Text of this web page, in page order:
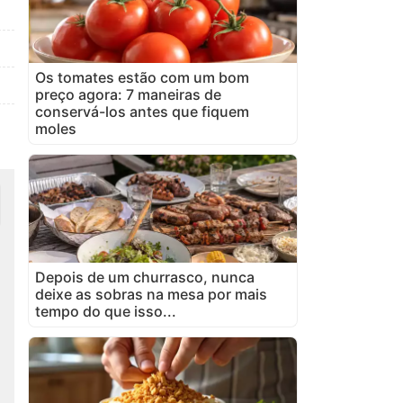
Os tomates estão com um bom
preço agora: 7 maneiras de
conservá-los antes que fiquem
moles
Depois de um churrasco, nunca
deixe as sobras na mesa por mais
tempo do que isso...